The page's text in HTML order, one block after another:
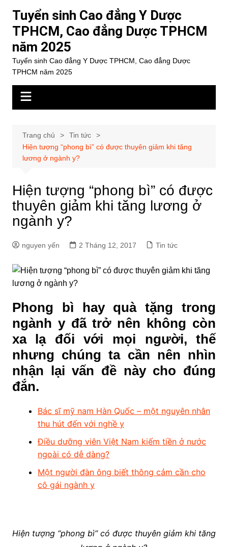
dung
Tuyển sinh Cao đẳng Y Dược
TPHCM, Cao đẳng Dược TPHCM
năm 2025
Tuyển sinh Cao đẳng Y Dược TPHCM, Cao đẳng Dược
TPHCM năm 2025
Trang chủ
Tin tức
Hiện tượng “phong bì” có được thuyên giảm khi tăng
lương ở ngành y?
Hiện tượng “phong bì” có được
thuyên giảm khi tăng lương ở
ngành y?
nguyen yến 2 Tháng 12, 2017 Tin tức
Phong bì hay quà tặng trong
ngành y đã trở nên không còn
xa lạ đối với mọi người, thế
nhưng chúng ta cần nên nhìn
nhận lại vấn đề này cho đúng
đắn.
Bác sĩ mỹ nam Hàn Quốc – một nguyên nhân
thu hút đến với nghề y
Điều dưỡng viên Việt Nam kiếm tiền ở nước
ngoài có dễ dàng?
Một người đàn ông biết thông cảm cần cho
cô gái ngành y
Hiện tượng “phong bì” có được thuyên giảm khi tăng